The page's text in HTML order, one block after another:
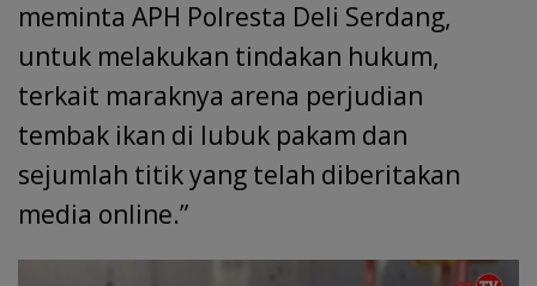
meminta APH Polresta Deli Serdang,
untuk melakukan tindakan hukum,
terkait maraknya arena perjudian
tembak ikan di lubuk pakam dan
sejumlah titik yang telah diberitakan
media online.”